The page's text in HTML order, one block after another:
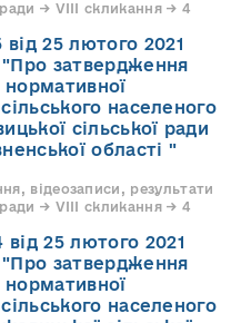
→ VIII скликання → 4
від 25 лютого 2021
"Про затвердження
нормативної
населеного
сільської ради
області "
відеозаписи, результати
→ VIII скликання → 4
від 25 лютого 2021
"Про затвердження
нормативної
населеного